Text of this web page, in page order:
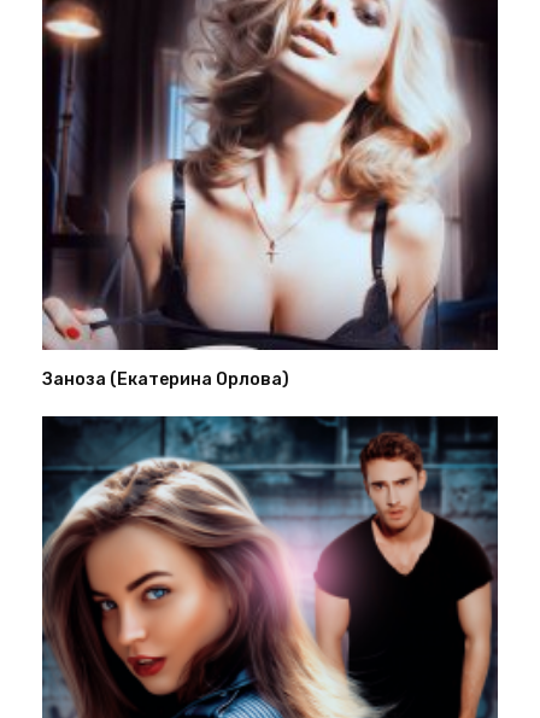
Заноза (Екатерина Орлова)